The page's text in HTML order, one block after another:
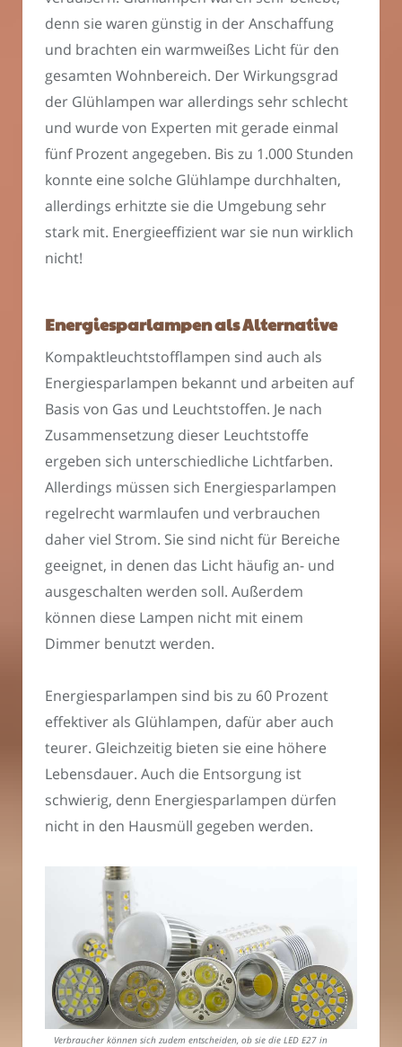
denn sie waren günstig in der Anschaffung
und brachten ein warmweißes Licht für den
gesamten Wohnbereich. Der Wirkungsgrad
der Glühlampen war allerdings sehr schlecht
und wurde von Experten mit gerade einmal
fünf Prozent angegeben. Bis zu 1.000 Stunden
konnte eine solche Glühlampe durchhalten,
allerdings erhitzte sie die Umgebung sehr
stark mit. Energieeffizient war sie nun wirklich
nicht!
Energiesparlampen als Alternative
Kompaktleuchtstofflampen sind auch als
Energiesparlampen bekannt und arbeiten auf
Basis von Gas und Leuchtstoffen. Je nach
Zusammensetzung dieser Leuchtstoffe
ergeben sich unterschiedliche Lichtfarben.
Allerdings müssen sich Energiesparlampen
regelrecht warmlaufen und verbrauchen
daher viel Strom. Sie sind nicht für Bereiche
geeignet, in denen das Licht häufig an- und
ausgeschalten werden soll. Außerdem
können diese Lampen nicht mit einem
Dimmer benutzt werden.
Energiesparlampen sind bis zu 60 Prozent
effektiver als Glühlampen, dafür aber auch
teurer. Gleichzeitig bieten sie eine höhere
Lebensdauer. Auch die Entsorgung ist
schwierig, denn Energiesparlampen dürfen
nicht in den Hausmüll gegeben werden.
Verbraucher können sich zudem entscheiden, ob sie die LED E27 in